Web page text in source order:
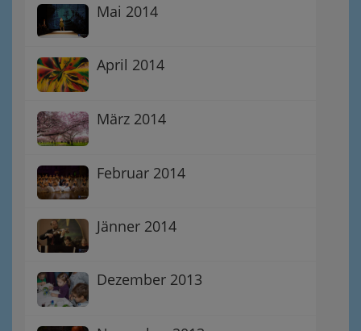
Mai 2014
April 2014
März 2014
Februar 2014
Jänner 2014
Dezember 2013